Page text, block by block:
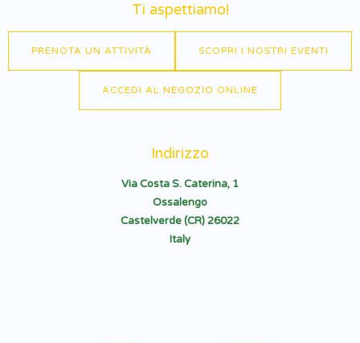
Ti aspettiamo!
PRENOTA UN ATTIVITÀ SCOPRI I NOSTRI EVENTI
ACCEDI AL NEGOZIO ONLINE
Indirizzo
Via Costa S. Caterina, 1
Ossalengo
Castelverde (CR) 26022
Italy